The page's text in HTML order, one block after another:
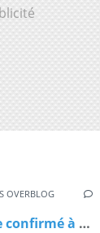
OVERBLOG
Roch-Olivier Maistre confirmé à la tête du CSA